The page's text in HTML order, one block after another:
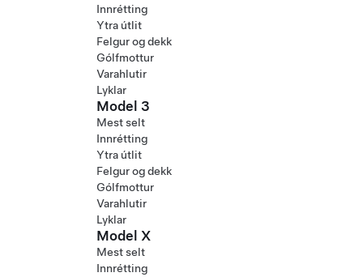
Innrétting
Ytra útlit
Felgur og dekk
Gólfmottur
Varahlutir
Lyklar
Model 3
Mest selt
Innrétting
Ytra útlit
Felgur og dekk
Gólfmottur
Varahlutir
Lyklar
Model X
Mest selt
Innrétting